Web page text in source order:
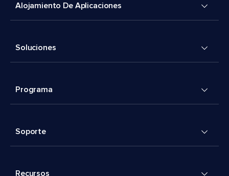
Alojamiento De Aplicaciones
Soluciones
Programa
Soporte
Recursos